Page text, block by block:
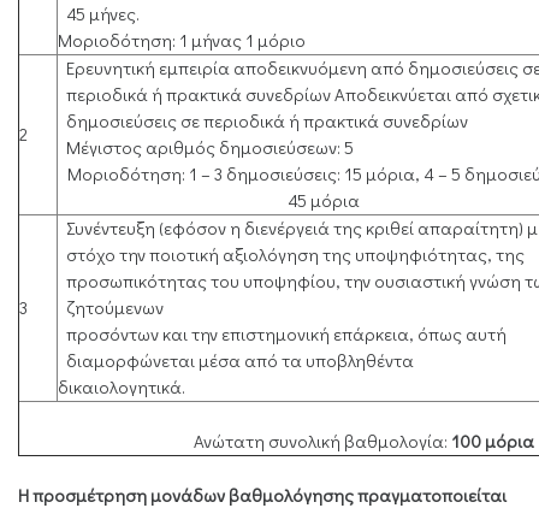
45 μήνες.
Μοριοδότηση: 1 μήνας 1 μόριο
2
Ερευνητική εμπειρία αποδεικνυόμενη από δημοσιεύσεις
περιοδικά ή πρακτικά συνεδρίων Αποδεικνύεται από
δημοσιεύσεις σε περιοδικά ή πρακτικά συνεδρίων
Μέγιστος αριθμός δημοσιεύσεων: 5
Μοριοδότηση: 1 – 3 δημοσιεύσεις: 15 μόρια, 4 – 5
45 μόρια
3
Συνέντευξη (εφόσον η διενέργειά της κριθεί απαραίτητη)
στόχο την ποιοτική αξιολόγηση της υποψηφιότητας, της
προσωπικότητας του υποψηφίου, την ουσιαστική γνώση
ζητούμενων
προσόντων και την επιστημονική επάρκεια, όπως αυτή
διαμορφώνεται μέσα από τα υποβληθέντα
δικαιολογητικά.
Ανώτατη συνολική βαθμολογία: 100 μόρια
Η προσμέτρηση μονάδων βαθμολόγησης πραγματοποιείται